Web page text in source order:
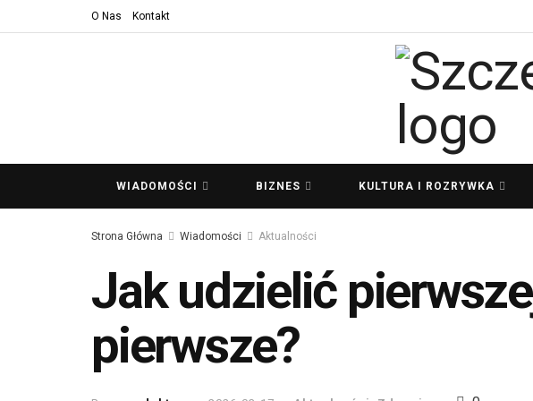
O Nas Kontakt
WIADOMOŚCI BIZNES KULTURA I ROZRYWKA
Strona Główna Wiadomości Aktualności
Jak udzielić
pierwsze?